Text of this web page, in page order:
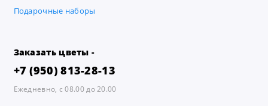
Подарочные наборы
Заказать цветы -
+7 (950) 813-28-13
Ежедневно, с 08.00 до 20.00